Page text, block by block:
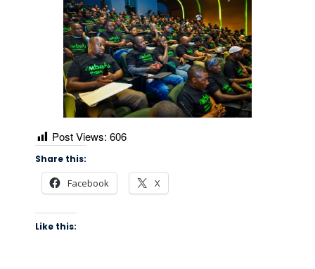
Post Views: 606
Share this:
Facebook X
Like this: